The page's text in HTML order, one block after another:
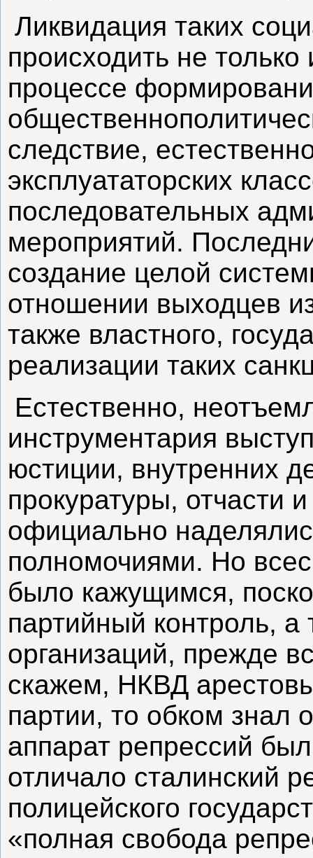
Ликвидация таких
происходить не
процессе
следствие,
эксплуататорских
последовательных
мероприятий.
создание целой
отношении выходцев
также властного,
реализации таких
Естественно,
инструментария
юстиции, внутренних
прокуратуры, отчасти
официально
полномочиями. Но
было кажущимся,
партийный контроль, а
организаций, прежде
скажем, НКВД
партии, то обком знал
аппарат репрессий
отличало сталинский
полицейского
«полная свобода